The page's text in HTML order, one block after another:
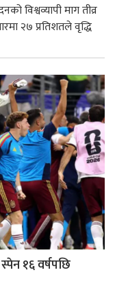
विश्वव्यापी माग तीव्र
२७ प्रतिशतले वृद्धि
१६ वर्षपछि